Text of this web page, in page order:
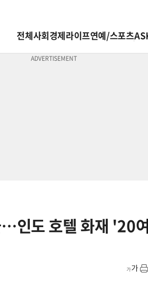
전체사회경제라이프연예/스포츠
…인도 호텔 화재 '20